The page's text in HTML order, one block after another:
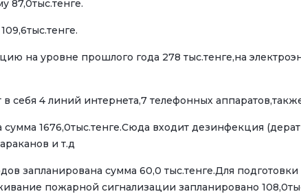
87,0тыс.тенге.
на уровне прошлого года 278 тыс.тенге,на
себя 4 линий интернета,7 телефонных
1676,0тыс.тенге.Сюда входит дезинфекция
и т.д
запланирована сумма 60,0 тыс.тенге.Для
пожарной сигнализации запланировано